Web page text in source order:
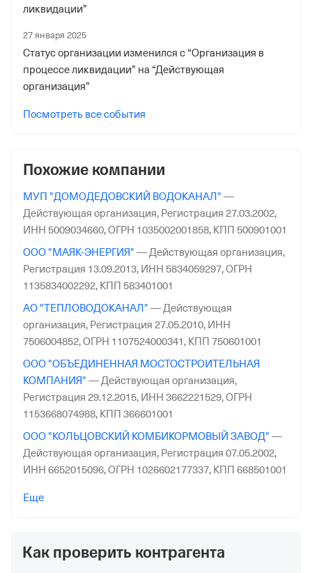
Адрес налоговой
Внебюджетные фонды
5 мая 2006
Наименование территориального органа
Отделение Фонда Пенсионного и Социального
Страхования Российской Федерации по Пензенской
обл.
Регистрационный номер ФссРФ
1085215216
Дата регистрации
Наименование территориального органа
Отделение Фонда Пенсионного и Социального
Страхования Российской Федерации по Пензенской
обл.
ликвидации”
27 января 2025
Статус организации изменился с “Организация в
процессе ликвидации” на “Действующая
организация”
Посмотреть все события
Похожие компании
МУП "ДОМОДЕДОВСКИЙ ВОДОКАНАЛ" —
Действующая организация, Регистрация 27.03.2002,
ИНН 5009034660,ОГРН 1035002001858, КПП 500901001
ООО "МАЯК-ЭНЕРГИЯ" — Действующая организация,
Регистрация 13.09.2013, ИНН 5834059297,ОГРН
1135834002292, КПП 583401001
АО "ТЕПЛОВОДОКАНАЛ" — Действующая
организация, Регистрация 27.05.2010, ИНН
7506004852,ОГРН 1107524000341, КПП 750601001
ООО "ОБЪЕДИНЕННАЯ МОСТОСТРОИТЕЛЬНАЯ
КОМПАНИЯ" — Действующая организация,
Регистрация 29.12.2015, ИНН 3662221529,ОГРН
1153668074988, КПП 366601001
ООО "КОЛЬЦОВСКИЙ КОМБИКОРМОВЫЙ ЗАВОД" —
Действующая организация, Регистрация 07.05.2002,
ИНН 6652015096,ОГРН 1026602177337, КПП 668501001
АО "ДВЭУК-ГЕНЕРАЦИЯСЕТИ"
АО "ВОЛОКОЛАМСКОЕ ПТП РЖКХ"— Действующая
Еще
Как проверить контрагента